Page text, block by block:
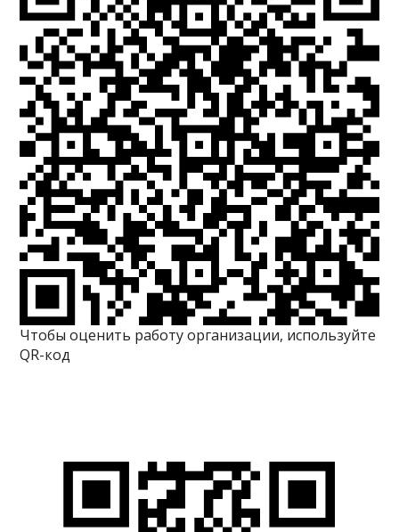
Чтобы оценить работу организации, используйте
QR-код